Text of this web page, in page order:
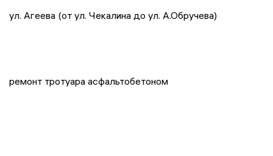
ул. Агеева (от ул. Чекалина до ул. А.Обручева)
ремонт тротуара асфальтобетоном